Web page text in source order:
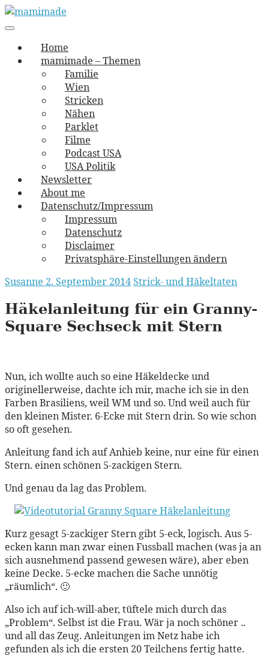
Skip
to
mamimade
vernäht und zugetextet
navigation
Menu
Home
mamimade – Themen
Familie
Wien
Stricken
Nähen
Parklet
Filme
Podcast USA
USA Politik
Newsletter
About me
Datenschutz/Impressum
Impressum
Datenschutz
Disclaimer
Privatsphäre-Einstellungen ändern
Susanne 2. September 2014Strick- und Häkeltaten
Häkelanleitung für ein Granny-
Square Sechseck mit Stern
Nun, ich wollte auch so eine Häkeldecke und
originellerweise, dachte ich mir, mache ich sie in den
Farben Brasiliens, weil WM und so. Und weil auch für
den kleinen Mister. 6-Ecke mit Stern drin. So wie schon
so oft gesehen.
Anleitung fand ich auf Anhieb keine, nur eine für einen
Stern. einen schönen 5-zackigen Stern.
Und genau da lag das Problem.
Kurz gesagt 5-zackiger Stern gibt 5-eck, logisch. Aus 5-
ecken kann man zwar einen Fussball machen (was ja an
sich ausnehmend passend gewesen wäre), aber eben
keine Decke. 5-ecke machen die Sache unnötig
„räumlich“. 🙂
Also ich auf ich-will-aber, tüftele mich durch das
„Problem“. Selbst ist die Frau. Wär ja noch schöner ..
und all das Zeug. Anleitungen im Netz habe ich
gefunden als ich die ersten 20 Teilchens fertig hatte.